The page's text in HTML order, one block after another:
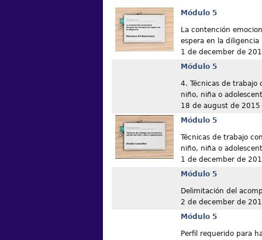
Módulo 5
La contención
espera en la diligencia
1 de december de
Módulo 5
4. Técnicas de trabajo
niño, niña o
18 de august de 2015
Módulo 5
Técnicas de trabajo
niño, niña o
1 de december de
Módulo 5
Delimitación del
2 de december de
Módulo 5
Perfil requerido para